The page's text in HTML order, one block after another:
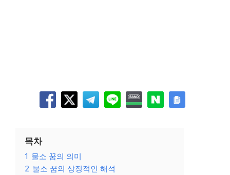
목차
1 물소 꿈의 의미
2 물소 꿈의 상징적인 해석